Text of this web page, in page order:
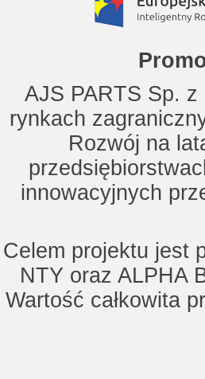
AJS PARTS Sp.
rynkach
Rozwój na
innowacyjnych
Celem projektu jest
NTY oraz ALPHA
Wartość całkowita